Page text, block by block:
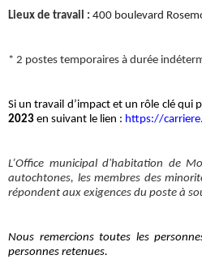
Lieux de travail : 400 boulevard
* 2 postes temporaires à durée
Si un travail d’impact et un rôle clé
2023 en suivant le lien : https://
L’Office municipal d'habitation de
autochtones, les membres des
répondent aux exigences du poste à
Nous remercions toutes les
personnes retenues.